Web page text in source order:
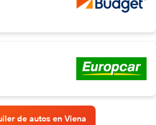
de autos en Viena